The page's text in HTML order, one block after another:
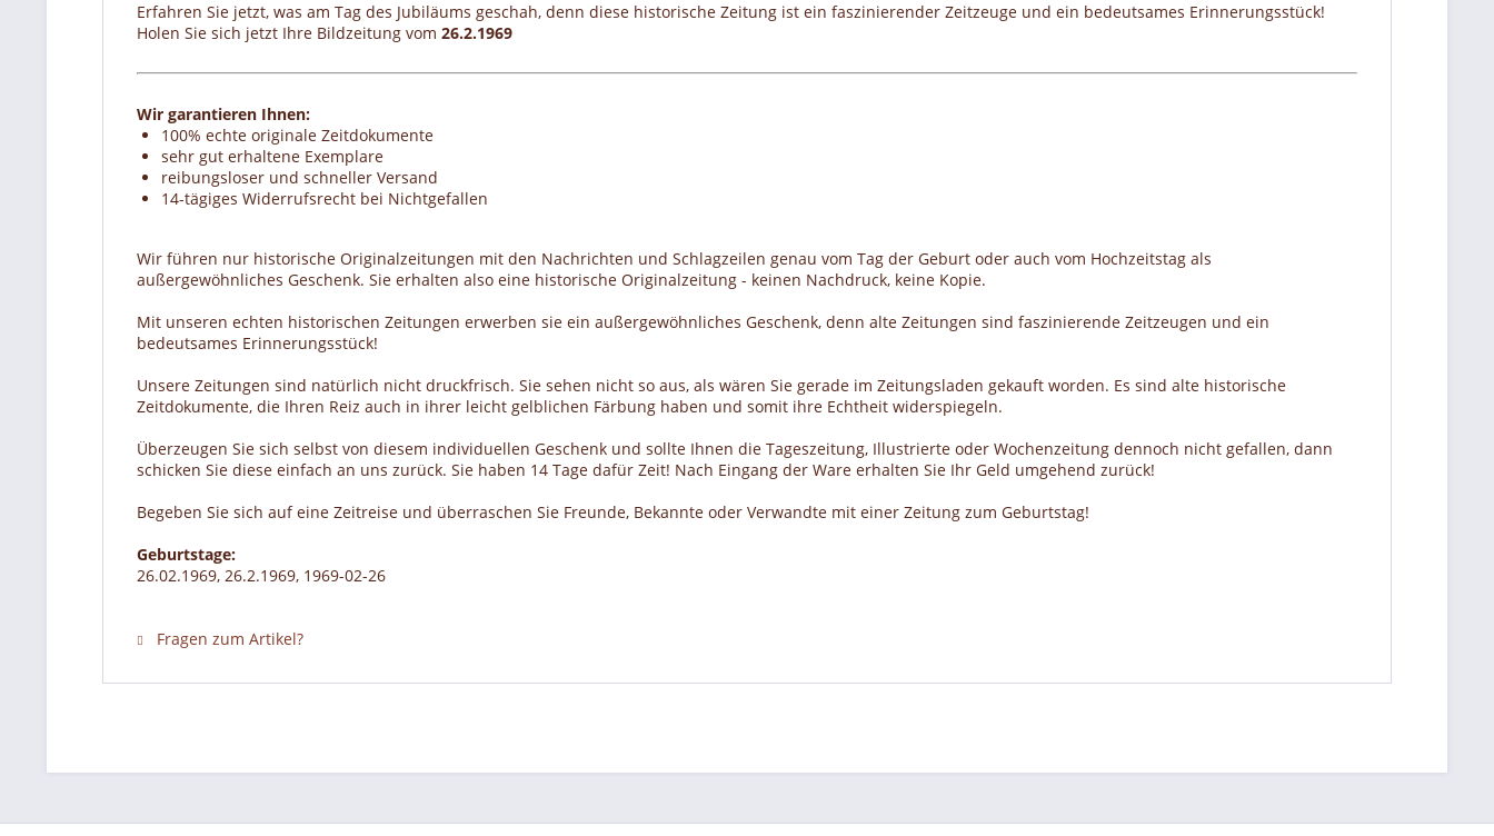
Erfahren Sie jetzt, was am Tag des Jubiläums geschah, denn diese historische Zeitung ist ein faszinierender Zeitzeuge und ein bedeutsames Erinnerungsstück!
Holen Sie sich jetzt Ihre Bildzeitung vom 26.2.1969
Wir garantieren Ihnen:
100% echte originale Zeitdokumente
sehr gut erhaltene Exemplare
reibungsloser und schneller Versand
14-tägiges Widerrufsrecht bei Nichtgefallen
Wir führen nur historische Originalzeitungen mit den Nachrichten und Schlagzeilen genau vom Tag der Geburt oder auch vom Hochzeitstag als
außergewöhnliches Geschenk. Sie erhalten also eine historische Originalzeitung - keinen Nachdruck, keine Kopie.
Mit unseren echten historischen Zeitungen erwerben sie ein außergewöhnliches Geschenk, denn alte Zeitungen sind faszinierende Zeitzeugen und ein
bedeutsames Erinnerungsstück!
Unsere Zeitungen sind natürlich nicht druckfrisch. Sie sehen nicht so aus, als wären Sie gerade im Zeitungsladen gekauft worden. Es sind alte historische
Zeitdokumente, die Ihren Reiz auch in ihrer leicht gelblichen Färbung haben und somit ihre Echtheit widerspiegeln.
Überzeugen Sie sich selbst von diesem individuellen Geschenk und sollte Ihnen die Tageszeitung, Illustrierte oder Wochenzeitung dennoch nicht gefallen, dann
schicken Sie diese einfach an uns zurück. Sie haben 14 Tage dafür Zeit! Nach Eingang der Ware erhalten Sie Ihr Geld umgehend zurück!
Begeben Sie sich auf eine Zeitreise und überraschen Sie Freunde, Bekannte oder Verwandte mit einer Zeitung zum Geburtstag!
Geburtstage:
26.02.1969, 26.2.1969, 1969-02-26
Fragen zum Artikel?